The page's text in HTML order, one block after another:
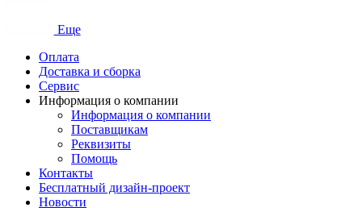
Еще
Оплата
Доставка и сборка
Сервис
Информация о компании
Информация о компании
Поставщикам
Реквизиты
Помощь
Контакты
Бесплатный дизайн-проект
Новости